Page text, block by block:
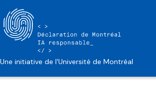
Une initiative de l'Université de Montréal